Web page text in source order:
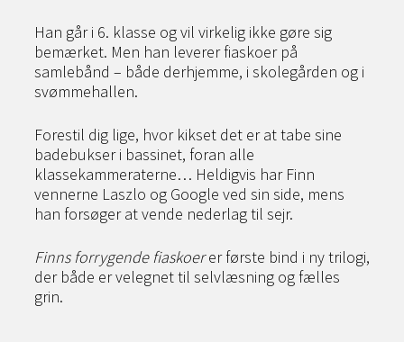
Han går i 6. klasse og vil virkelig ikke gøre sig
bemærket. Men han leverer fiaskoer på
samlebånd – både derhjemme, i skolegården og i
svømmehallen.
Forestil dig lige, hvor kikset det er at tabe sine
badebukser i bassinet, foran alle
klassekammeraterne… Heldigvis har Finn
vennerne Laszlo og Google ved sin side, mens
han forsøger at vende nederlag til sejr.
Finns forrygende fiaskoerer første bind i ny trilogi,
der både er velegnet til selvlæsning og fælles
grin.